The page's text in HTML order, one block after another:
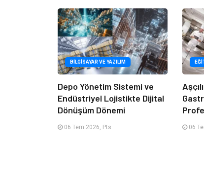
BILGISAYAR VE YAZILIM
Depo Yönetim Sistemi ve
Endüstriyel Lojistikte Dijital
Dönüşüm Dönemi
06 Tem 2026, Pts 06